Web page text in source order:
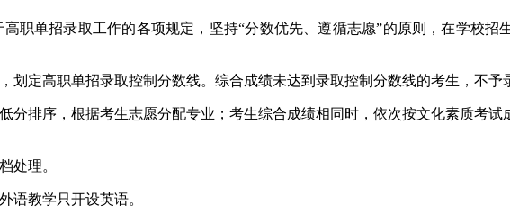
职单招录取工作的各项规定，坚持“分数优先、遵循志愿”的原则，在学校招
定高职单招录取控制分数线。综合成绩未达到录取控制分数线的考生，不予
分排序，根据考生志愿分配专业；考生综合成绩相同时，依次按文化素质考
处理。
语教学只开设英语。